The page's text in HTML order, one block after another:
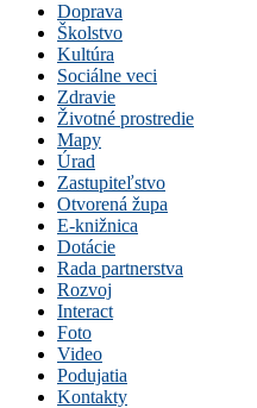
Doprava
Školstvo
Kultúra
Sociálne veci
Zdravie
Životné prostredie
Mapy
Úrad
Zastupiteľstvo
Otvorená župa
E-knižnica
Dotácie
Rada partnerstva
Rozvoj
Interact
Foto
Video
Podujatia
Kontakty